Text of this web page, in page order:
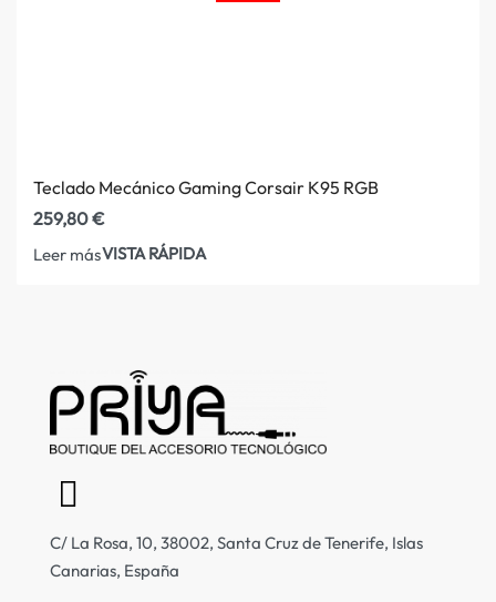
Teclado Mecánico Gaming Corsair K95 RGB
259,80€
Leer másVISTA RÁPIDA
C/ La Rosa, 10, 38002, Santa Cruz de Tenerife, Islas
Canarias, España